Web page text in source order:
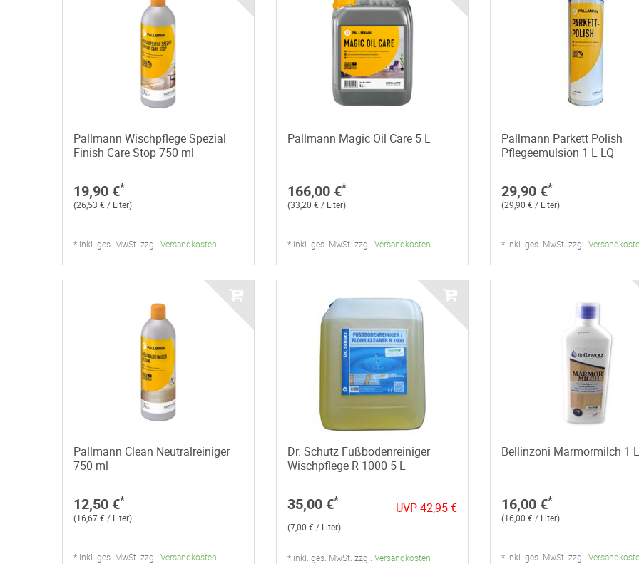
Pallmann Wischpflege Spezial
Finish Care Stop 750 ml
19,90 €*
(26,53 € / Liter)
* inkl. ges. MwSt. zzgl. Versandkosten
Pallmann Magic Oil Care 5 L
166,00 €*
(33,20 € / Liter)
* inkl. ges. MwSt. zzgl. Versandkosten
Pallmann Parkett Polish
Pflegeemulsion 1 L LQ
29,90 €*
(29,90 € / Liter)
* inkl. ges. MwSt. zzgl.
Pallmann Clean Neutralreiniger
750 ml
12,50 €*
(16,67 € / Liter)
* inkl. ges. MwSt. zzgl. Versandkosten
Dr. Schutz Fußbodenreiniger
Wischpflege R 1000 5 L
35,00 €*
UVP 42,95 €
(7,00 € / Liter)
* inkl. ges. MwSt. zzgl. Versandkosten
Bellinzoni Marmormilch 1 L
16,00 €*
(16,00 € / Liter)
* inkl. ges. MwSt. zzgl.